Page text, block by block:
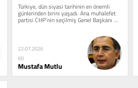
Türkiye, dün siyasi tarihinin en önemli
günlerinden birini yaşadı. Ana muhalefet
partisi CHP’nin seçilmiş Genel Başkanı
Özgür Özel,...
22.07.2026
60
Mustafa Mutlu